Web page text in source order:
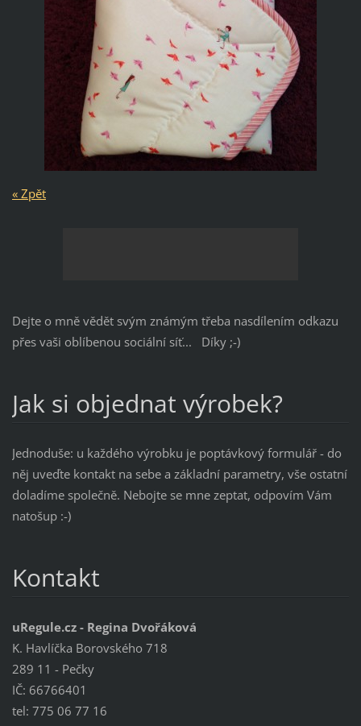
« Zpět
Dejte o mně vědět svým známým třeba nasdílením odkazu
přes vaši oblíbenou sociální síť... Díky ;-)
Jak si objednat výrobek?
Jednoduše: u každého výrobku je poptávkový formulář - do
něj uveďte kontakt na sebe a základní parametry, vše ostatní
doladíme společně. Nebojte se mne zeptat, odpovím Vám
natošup :-)
Kontakt
uRegule.cz - Regina Dvořáková
K. Havlíčka Borovského 718
289 11 - Pečky
IČ: 66766401
tel: 775 06 77 16